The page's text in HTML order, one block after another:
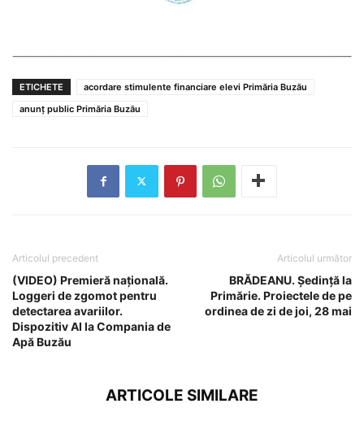
ETICHETE
acordare stimulente financiare elevi Primăria Buzău
anunț public Primăria Buzău
Articolul precedent
(VIDEO) Premieră națională.
Loggeri de zgomot pentru
detectarea avariilor.
Dispozitiv AI la Compania de
Apă Buzău
Articolul următor
BRĂDEANU. Ședință la
Primărie. Proiectele de pe
ordinea de zi de joi, 28 mai
ARTICOLE SIMILARE